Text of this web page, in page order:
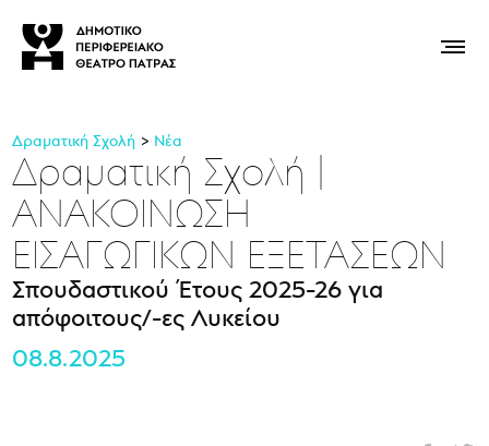
Δραματική Σχολή Νέα
Δραματική Σχολή |
ΑΝΑΚΟΙΝΩΣΗ
ΕΙΣΑΓΩΓΙΚΩΝ ΕΞΕΤΑΣΕΩΝ
Σπουδαστικού Έτους 2025-26 για
απόφοιτους/-ες Λυκείου
08.8.2025